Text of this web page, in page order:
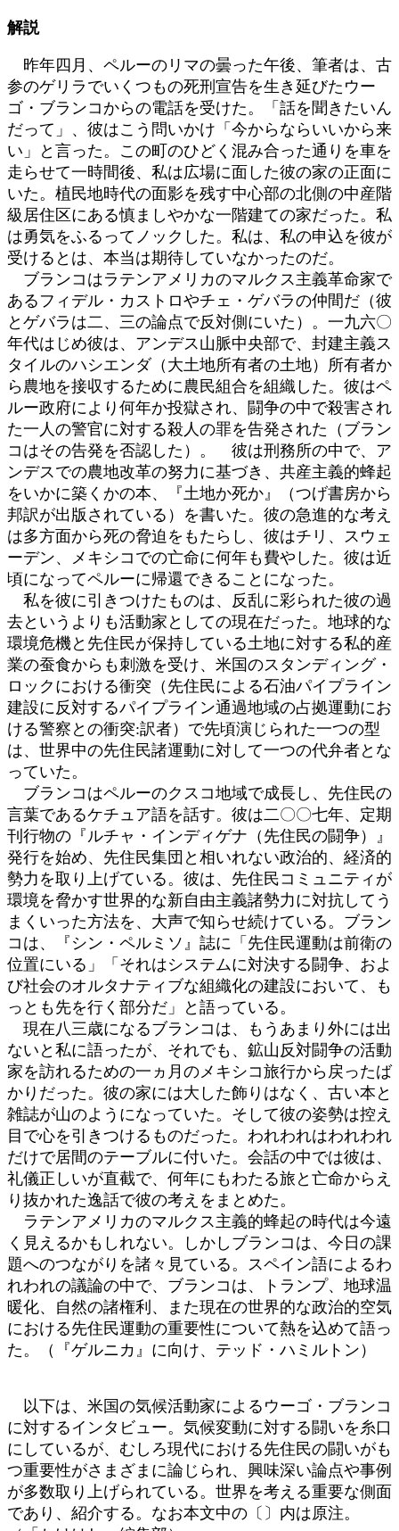
解説
昨年四月、ペルーのリマの曇った午後、筆者は、古
参のゲリラでいくつもの死刑宣告を生き延びたウー
ゴ・ブランコからの電話を受けた。「話を聞きたいん
だって」、彼はこう問いかけ「今からならいいから来
い」と言った。この町のひどく混み合った通りを車を
走らせて一時間後、私は広場に面した彼の家の正面に
いた。植民地時代の面影を残す中心部の北側の中産階
級居住区にある慎ましやかな一階建ての家だった。私
は勇気をふるってノックした。私は、私の申込を彼が
受けるとは、本当は期待していなかったのだ。
ブランコはラテンアメリカのマルクス主義革命家で
あるフィデル・カストロやチェ・ゲバラの仲間だ（彼
とゲバラは二、三の論点で反対側にいた）。一九六〇
年代はじめ彼は、アンデス山脈中央部で、封建主義ス
タイルのハシエンダ（大土地所有者の土地）所有者か
ら農地を接収するために農民組合を組織した。彼はペ
ルー政府により何年か投獄され、闘争の中で殺害され
た一人の警官に対する殺人の罪を告発された（ブラン
コはその告発を否認した）。 彼は刑務所の中で、ア
ンデスでの農地改革の努力に基づき、共産主義的蜂起
をいかに築くかの本、『土地か死か』（つげ書房から
邦訳が出版されている）を書いた。彼の急進的な考え
は多方面から死の脅迫をもたらし、彼はチリ、スウェ
ーデン、メキシコでの亡命に何年も費やした。彼は近
頃になってペルーに帰還できることになった。
私を彼に引きつけたものは、反乱に彩られた彼の過
去というよりも活動家としての現在だった。地球的な
環境危機と先住民が保持している土地に対する私的産
業の蚕食からも刺激を受け、米国のスタンディング・
ロックにおける衝突（先住民による石油パイプライン
建設に反対するパイプライン通過地域の占拠運動にお
ける警察との衝突:訳者）で先頃演じられた一つの型
は、世界中の先住民諸運動に対して一つの代弁者とな
っていた。
ブランコはペルーのクスコ地域で成長し、先住民の
言葉であるケチュア語を話す。彼は二〇〇七年、定期
刊行物の『ルチャ・インディゲナ（先住民の闘争）』
発行を始め、先住民集団と相いれない政治的、経済的
勢力を取り上げている。彼は、先住民コミュニティが
環境を脅かす世界的な新自由主義諸勢力に対抗してう
まくいった方法を、大声で知らせ続けている。ブラン
コは、『シン・ペルミソ』誌に「先住民運動は前衛の
位置にいる」「それはシステムに対決する闘争、およ
び社会のオルタナティブな組織化の建設において、も
っとも先を行く部分だ」と語っている。
現在八三歳になるブランコは、もうあまり外には出
ないと私に語ったが、それでも、鉱山反対闘争の活動
家を訪れるための一ヵ月のメキシコ旅行から戻ったば
かりだった。彼の家には大した飾りはなく、古い本と
雑誌が山のようになっていた。そして彼の姿勢は控え
目で心を引きつけるものだった。われわれはわれわれ
だけで居間のテーブルに付いた。会話の中では彼は、
礼儀正しいが直截で、何年にもわたる旅と亡命からえ
り抜かれた逸話で彼の考えをまとめた。
ラテンアメリカのマルクス主義的蜂起の時代は今遠
く見えるかもしれない。しかしブランコは、今日の課
題へのつながりを諸々見ている。スペイン語によるわ
れわれの議論の中で、ブランコは、トランプ、地球温
暖化、自然の諸権利、また現在の世界的な政治的空気
における先住民運動の重要性について熱を込めて語っ
た。（『ゲルニカ』に向け、テッド・ハミルトン）
以下は、米国の気候活動家によるウーゴ・ブランコ
に対するインタビュー。気候変動に対する闘いを糸口
にしているが、むしろ現代における先住民の闘いがも
つ重要性がさまざまに論じられ、興味深い論点や事例
が多数取り上げられている。世界を考える重要な側面
であり、紹介する。なお本文中の〔〕内は原注。